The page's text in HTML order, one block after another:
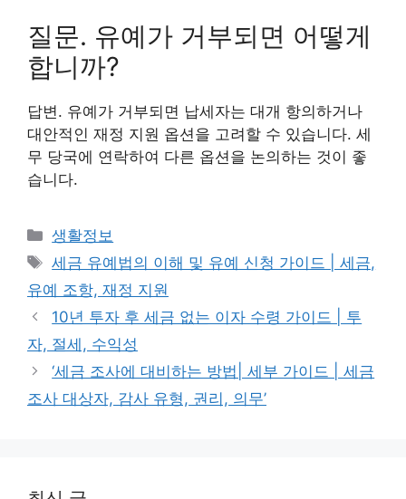
질문. 유예가 거부되면 어떻게
합니까?
답변. 유예가 거부되면 납세자는 대개 항의하거나
대안적인 재정 지원 옵션을 고려할 수 있습니다. 세
무 당국에 연락하여 다른 옵션을 논의하는 것이 좋
습니다.
카
테
리
생활정보
태
그
세금 유예법의 이해 및 유예 신청 가이드 | 세금,
유예 조항, 재정 지원
10년 투자 후 세금 없는 이자 수령 가이드 | 투
자, 절세, 수익성
‘세금 조사에 대비하는 방법| 세부 가이드 | 세금
조사 대상자, 감사 유형, 권리, 의무’